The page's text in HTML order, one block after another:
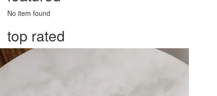
No item found
top rated